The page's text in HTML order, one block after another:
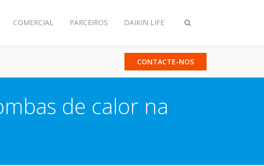
Comutar
COMERCIAL PARCEIROS DAIKIN LIFE
CONTACTE-NOS
de calor na